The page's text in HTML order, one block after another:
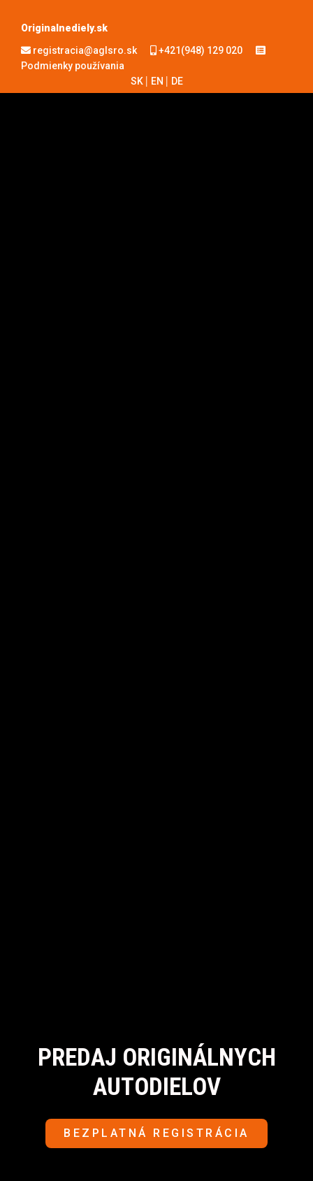
Originalnediely.sk
registracia@aglsro.sk
+421(948) 129 020
Podmienky používania
SK
EN DE
PREDAJ ORIGINÁLNYCH
AUTODIELOV
BEZPLATNÁ REGISTRÁCIA